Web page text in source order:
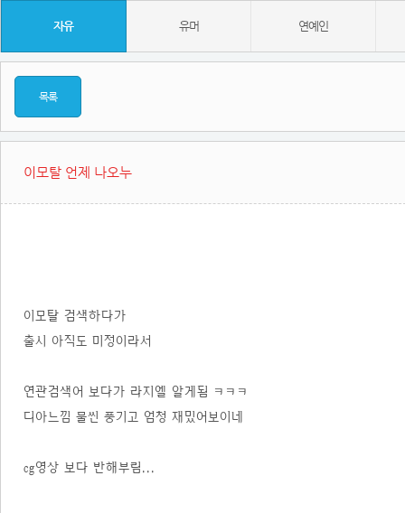
자유 유머 연예인
목록
이모탈 언제 나오누
이모탈 검색하다가
출시 아직도 미정이라서
연관검색어 보다가 라지엘 알게됨 ㅋㅋㅋ
디아느낌 물씬 풍기고 엄청 재밌어보이네
cg영상 보다 반해부림...